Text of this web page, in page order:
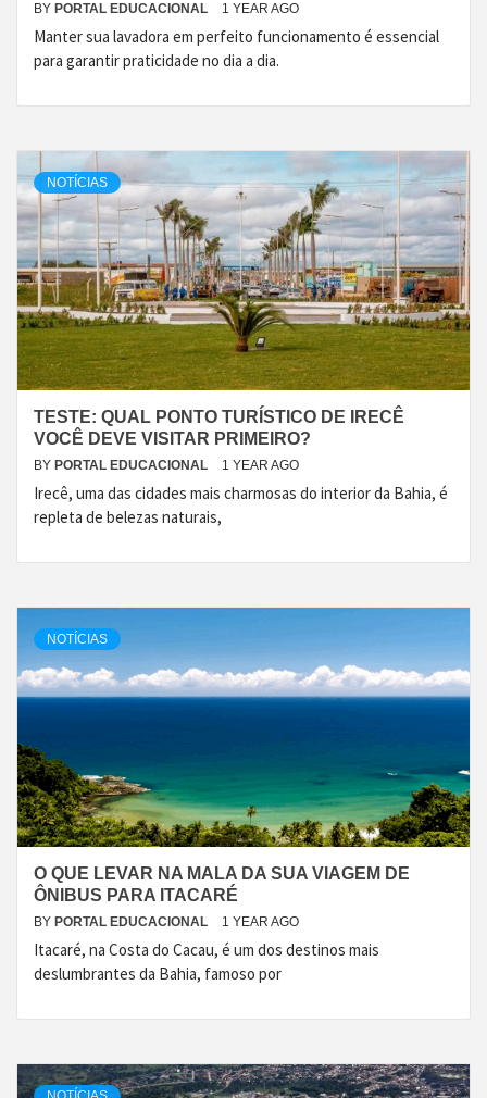
BY PORTAL EDUCACIONAL 1 YEAR AGO
Manter sua lavadora em perfeito funcionamento é essencial
para garantir praticidade no dia a dia.
NOTÍCIAS
TESTE: QUAL PONTO TURÍSTICO DE IRECÊ
VOCÊ DEVE VISITAR PRIMEIRO?
BY PORTAL EDUCACIONAL 1 YEAR AGO
Irecê, uma das cidades mais charmosas do interior da Bahia, é
repleta de belezas naturais,
NOTÍCIAS
O QUE LEVAR NA MALA DA SUA VIAGEM DE
ÔNIBUS PARA ITACARÉ
BY PORTAL EDUCACIONAL 1 YEAR AGO
Itacaré, na Costa do Cacau, é um dos destinos mais
deslumbrantes da Bahia, famoso por